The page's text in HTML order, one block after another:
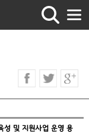
성 및 지원사업 운영 용